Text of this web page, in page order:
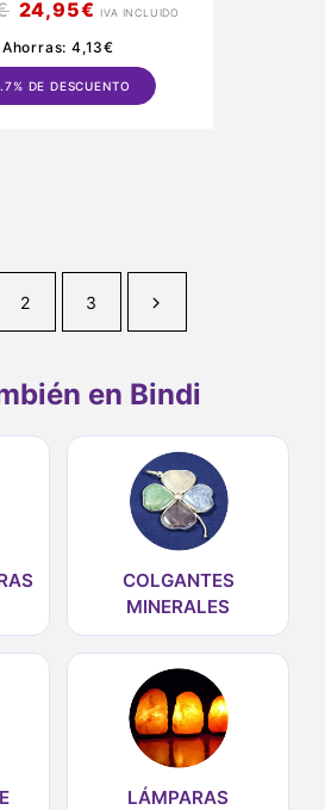
24,95€ IVA INCLUIDO
Ahorras: 4,13€
DE DESCUENTO
2 3
en Bindi
COLGANTES
MINERALES
LÁMPARAS